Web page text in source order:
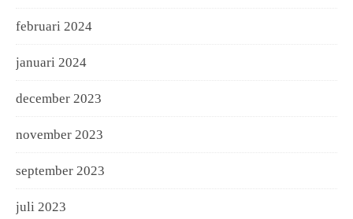
februari 2024
januari 2024
december 2023
november 2023
september 2023
juli 2023